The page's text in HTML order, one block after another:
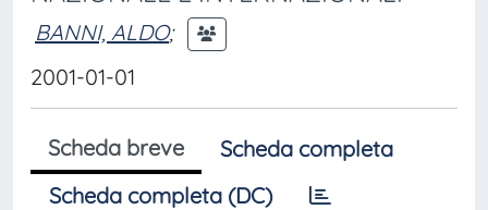
BANNI, ALDO;
2001-01-01
Scheda breve
Scheda completa
Scheda completa (DC)